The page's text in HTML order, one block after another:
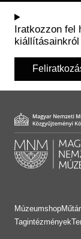
Iratkozzon fel
Múzeumshop
Tagintézmények